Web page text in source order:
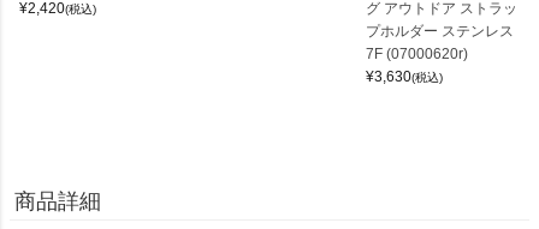
¥2,420(税込)
グ アウトドア ストラッ
プホルダー ステンレス
7F (07000620r)
¥3,630(税込)
商品詳細